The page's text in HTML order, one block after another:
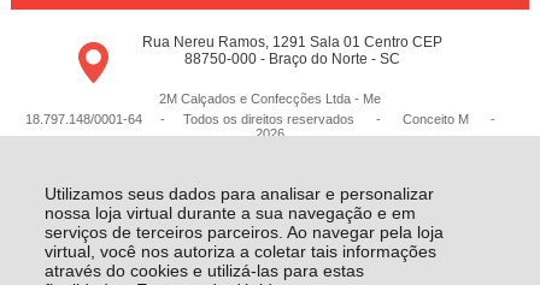
Utilizamos seus dados para analisar e personalizar
nossa loja virtual durante a sua navegação e em
serviços de terceiros parceiros. Ao navegar pela loja
virtual, você nos autoriza a coletar tais informações
através do cookies e utilizá-las para estas
Rua Nereu Ramos, 1291 Sala 01 Centro CEP
88750-000 - Braço do Norte - SC
2M Calçados e Confecções Ltda - Me
18.797.148/0001-64 - Todos os direitos reservados
- Conceito M
-
2026